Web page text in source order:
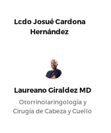
Lcdo Josué Cardona
Hernández
Laureano Giraldez MD
Otorrinolaringología y
Cirugía de Cabeza y Cuello